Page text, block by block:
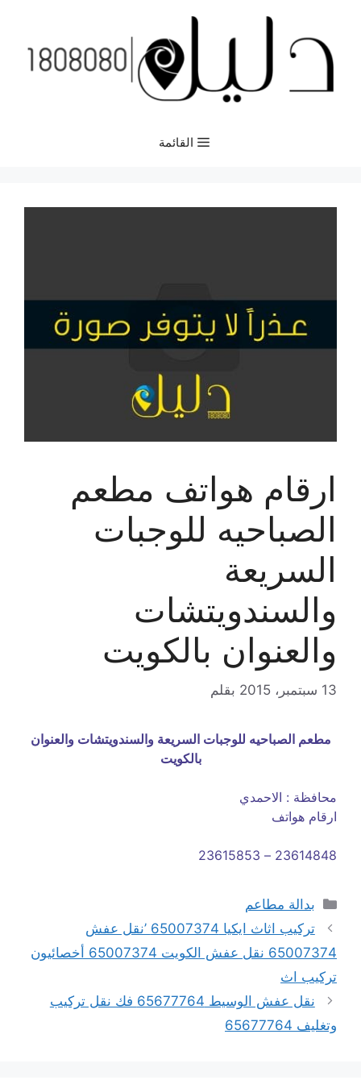
المحتوى
القائمة
ارقام هواتف مطعم
الصباحيه للوجبات
السريعة
والسندويتشات
والعنوان بالكويت
13 سبتمبر، 2015 بقلم
مطعم الصباحيه للوجبات السريعة والسندويتشات والعنوان
بالكويت
محافظة : الاحمدي
ارقام هواتف
23614848 – 23615853
التصنيفات
بدالة مطاعم
تركيب اثاث ايكيا 65007374 ’نقل عفش
65007374 نقل عفش الكويت 65007374 أخصائيون
تركيب اث
نقل عفش الوسيط 65677764 فك نقل تركيب
وتغليف 65677764